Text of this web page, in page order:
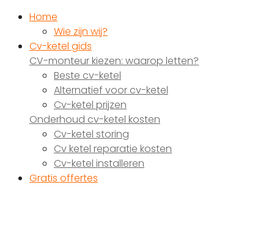
Home
Wie zijn wij?
Cv-ketel gids
CV-monteur kiezen: waarop letten?
Beste cv-ketel
Alternatief voor cv-ketel
Cv-ketel prijzen
Onderhoud cv-ketel kosten
Cv-ketel storing
Cv ketel reparatie kosten
Cv-ketel installeren
Gratis offertes